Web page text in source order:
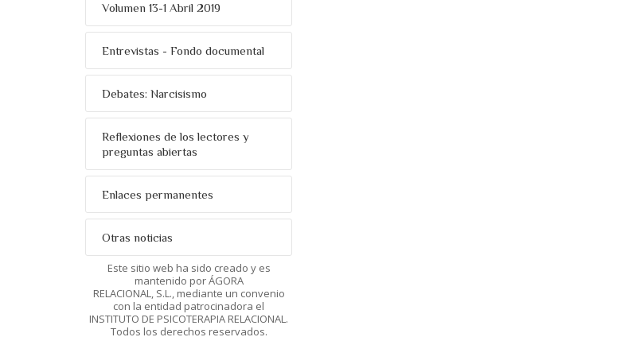
Volumen 13-1 Abril 2019
Entrevistas - Fondo documental
Debates: Narcisismo
Reflexiones de los lectores y
preguntas abiertas
Enlaces permanentes
Otras noticias
Este sitio web ha sido creado y es
mantenido por ÁGORA
RELACIONAL, S.L., mediante un convenio
con la entidad patrocinadora el
INSTITUTO DE PSICOTERAPIA RELACIONAL.
Todos los derechos reservados.